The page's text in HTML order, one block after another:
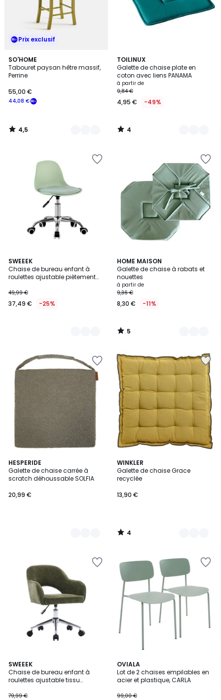
Prix exclusif
SO'HOME
Tabouret paysan hêtre massif,
Perrine
44,08 €
55,00 €
4,5
/ 5
4
Couleurs
4,5
/
TOILINUX
Galette de chaise plate en
coton avec liens PANAMA
à partir de
9,84 €
4,95 € -49%
4
/
5
17
Couleurs
4
/
SWEEEK
Chaise de bureau enfant à
roulettes ajustable piètement
49,99 €
37,49 € -25%
5
Couleurs
HOME MAISON
Galette de chaise à rabats et
nouettes
à partir de
9,36 €
8,30 € -11%
5
/
5
6
Couleurs
5
/
HESPERIDE
Galette de chaise carrée à
scratch déhoussable SOLFIA
20,99 €
5
Couleurs
WINKLER
Galette de chaise Grace
recyclée
13,90 €
4
/
5
5
Couleurs
4
/
SWEEEK
Chaise de bureau enfant à
roulettes ajustable tissu
79,99 €
2
Couleurs
OVIALA
Lot de 2 chaises empilables en
acier et plastique, CARLA
99,00 €